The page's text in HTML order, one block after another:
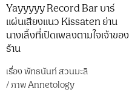
Yayyyyy Record Bar บาร์
แผ่นเสียงแนว Kissaten ย่าน
นางเลิ้งที่เปิดเพลงตามใจเจ้าของ
ร้าน
เรื่องพัทธนันท์ สวนมะลิ
/ภาพAnnetology